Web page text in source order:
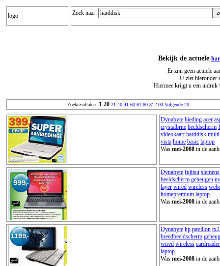
logo Zoek naar:
Bekijk de actuele
Er zijn geen actuele
U ziet hieronder
Hiermee krijgt u een indruk
Zoekresultaten: 1-20 21-40 41-60 61-80 81-100 Volgende 20
Dynabyte bieding acer
crystalbrite beeldscherm
videokaart harddisk multi
vista home basic laptop
Was mei-2008 in de
Dynabyte fujitsu siemens
beeldscherm geheugen
layer wired wireless
homepremium laptop
Was mei-2008 in de
Dynabyte hp pavilion
breedbeeldscherm
wired wireless cardreader
laptop
Was mei-2008 in de